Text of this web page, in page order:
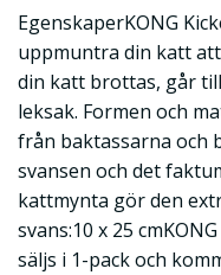
EgenskaperKONG
uppmuntra din katt
din katt brottas, går
leksak. Formen och
från baktassarna och
svansen och det
kattmynta gör den
svans:10 x 25
säljs i 1-pack och